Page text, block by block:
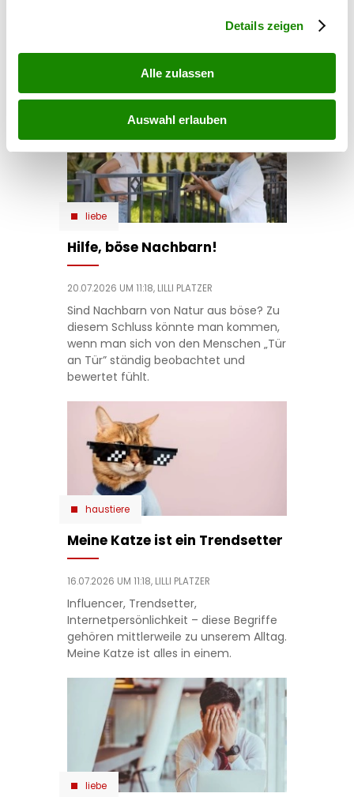
Details zeigen
Alle zulassen
Auswahl erlauben
liebe
Hilfe, böse Nachbarn!
20.07.2026 UM 11:18, LILLI PLATZER
Sind Nachbarn von Natur aus böse? Zu
diesem Schluss könnte man kommen,
wenn man sich von den Menschen „Tür
an Tür” ständig beobachtet und
bewertet fühlt.
haustiere
Meine Katze ist ein Trendsetter
16.07.2026 UM 11:18, LILLI PLATZER
Influencer, Trendsetter,
Internetpersönlichkeit – diese Begriffe
gehören mittlerweile zu unserem Alltag.
Meine Katze ist alles in einem.
liebe
tags
#passion author